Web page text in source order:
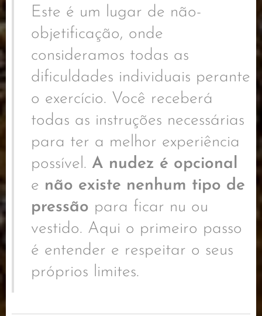
Este é um lugar de não-
objetificação, onde
consideramos todas as
dificuldades individuais perante
o exercício. Você receberá
todas as instruções necessárias
para ter a melhor experiência
possível. A nudez é opcional
e não existe nenhum tipo de
pressão para ficar nu ou
vestido. Aqui o primeiro passo
é entender e respeitar o seus
próprios limites.